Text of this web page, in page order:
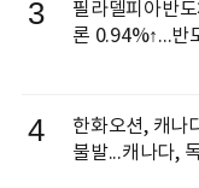
3
필라델피아반
론 0.94%↑...반
4
한화오션, 캐나
불발...캐나다,